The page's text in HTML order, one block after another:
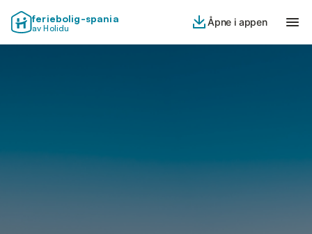
feriebolig-spania
av Holidu
Åpne i appen